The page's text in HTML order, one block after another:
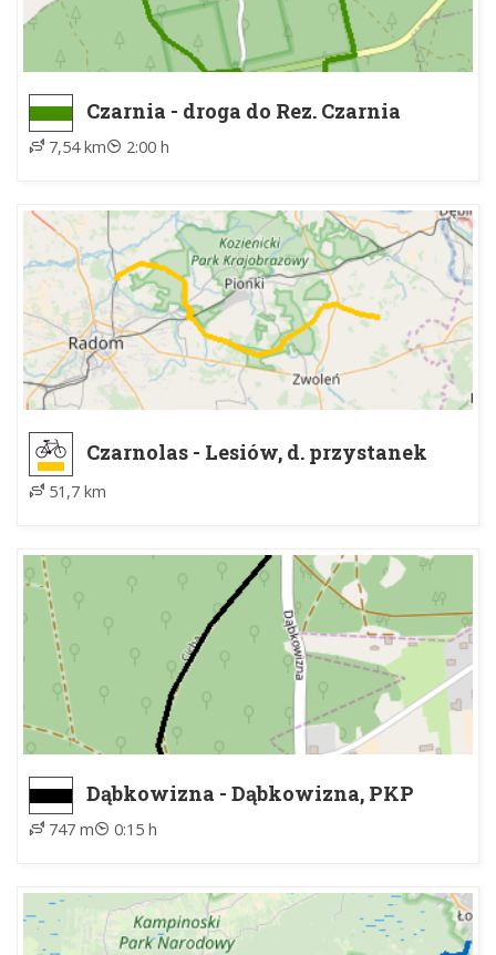
Czarnia - droga do Rez. Czarnia
7,54 km 2:00 h
Czarnolas - Lesiów, d. przystanek
51,7 km
Dąbkowizna - Dąbkowizna, PKP
747 m 0:15 h